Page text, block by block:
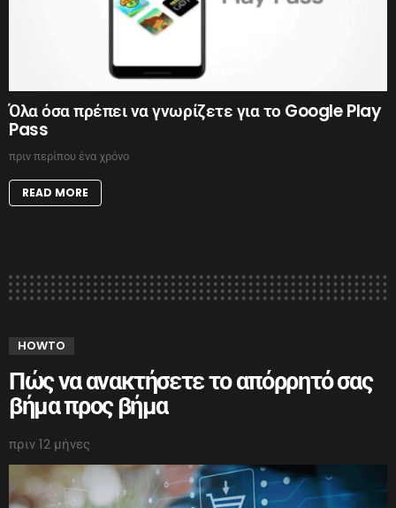
Όλα όσα πρέπει να γνωρίζετε για το Google Play
Pass
πριν περίπου ένα χρόνο
READ MORE
HOWTO
Πώς να ανακτήσετε το απόρρητό σας
βήμα προς βήμα
πριν 12 μήνες